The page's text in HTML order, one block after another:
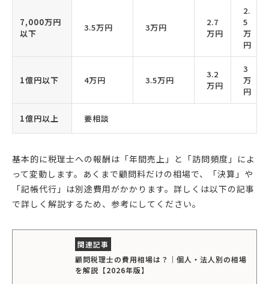
7,000万円
以下
3.5万円 3万円
2.7
万円
2.
5
万
円
1億円以下 4万円 3.5万円
3.2
万円
3
万
円
1億円以上 要相談
基本的に税理士への報酬は「年間売上」と「訪問頻度」によ
って変動します。あくまで顧問料だけの相場で、「決算」や
「記帳代行」は別途費用がかかります。詳しくは以下の記事
で詳しく解説するため、参考にしてください。
顧問税理士の費用相場は？｜個人・法人別の相場
を解説【2026年版】